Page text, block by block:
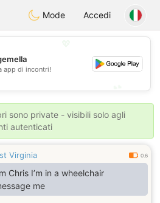
Handi Space
Mode Accedi
app di incontri!
sono private - visibili solo agli
autenticati
Virginia 0.6
Chris I’m in a wheelchair
me